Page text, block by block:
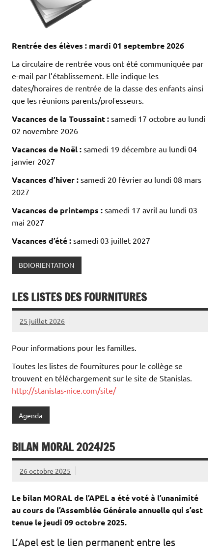
Rentrée des élèves : mardi 01 septembre 2026
La circulaire de rentrée vous ont été communiquée par
e-mail par l’établissement. Elle indique les
dates/horaires de rentrée de la classe des enfants ainsi
que les réunions parents/professeurs.
Vacances de la Toussaint : samedi 17 octobre au lundi
02 novembre 2026
Vacances de Noël : samedi 19 décembre au lundi 04
janvier 2027
Vacances d’hiver : samedi 20 février au lundi 08 mars
2027
Vacances de printemps : samedi 17 avril au lundi 03
mai 2027
Vacances d’été : samedi 03 juillet 2027
BDIORIENTATION
LES LISTES DES FOURNITURES
25 juillet 2026
Pour informations pour les familles.
Toutes les listes de fournitures pour le collège se
trouvent en téléchargement sur le site de Stanislas.
http://stanislas-nice.com/site/
Agenda
BILAN MORAL 2024/25
26 octobre 2025
Le bilan MORAL de l’APEL a été voté à l’unanimité
au cours de l’Assemblée Générale annuelle qui s’est
tenue le jeudi 09 octobre 2025.
L’Apel est le lien permanent entre les